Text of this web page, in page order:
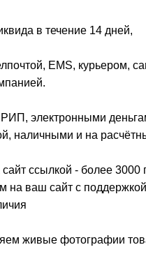
в течение 14 дней,
EMS, курьером,
электронными
наличными и на
ссылкой - более 3000
на ваш сайт с поддержкой
живые фотографии